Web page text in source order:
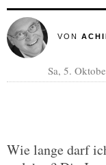
VON
Sa, 5.
Wie lange darf